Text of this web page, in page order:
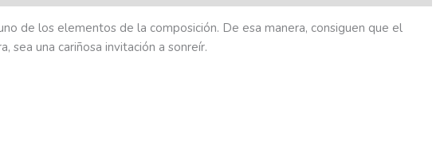
de los elementos de la composición. De esa manera, consiguen que el
sea una cariñosa invitación a sonreír.